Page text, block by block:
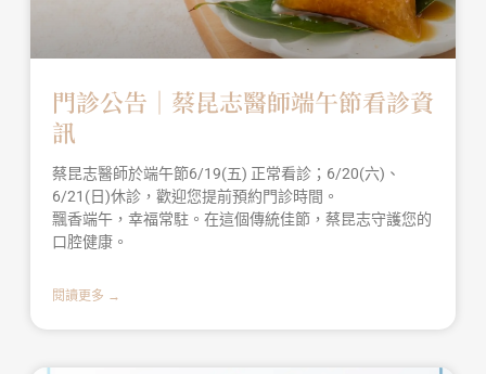
門診公告｜蔡昆志醫師端午節看診資
訊
蔡昆志醫師於端午節6/19(五) 正常看診；6/20(六)、
6/21(日)休診，歡迎您提前預約門診時間。
飄香端午，幸福常駐。在這個傳統佳節，蔡昆志守護您的
口腔健康。
閱讀更多 →